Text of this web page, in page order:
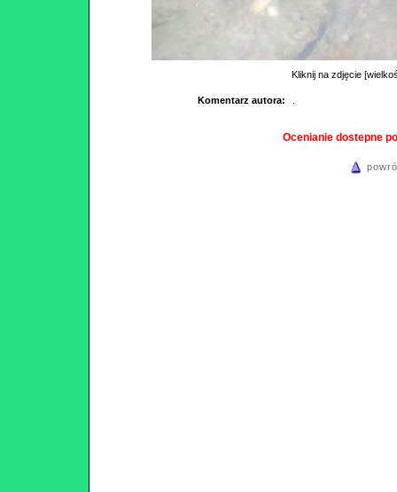
Kliknij na zdjęcie
Komentarz autora:
Ocenianie dostepne